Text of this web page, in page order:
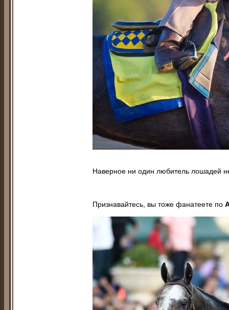
Наверное ни один любитель лошадей
Признавайтесь, вы тоже фанатеете по